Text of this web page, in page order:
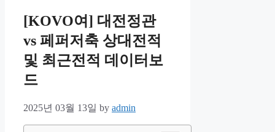
[KOVO여] 대전정관
vs 페퍼저축 상대전적
및 최근전적 데이터보
드
2025년 03월 13일 by admin